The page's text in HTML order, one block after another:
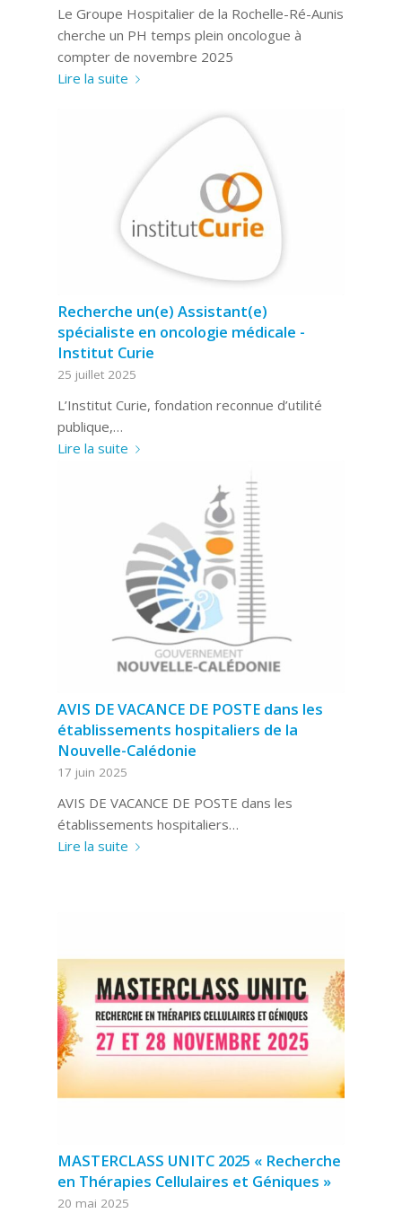
Le Groupe Hospitalier de la Rochelle-Ré-Aunis
cherche un PH temps plein oncologue à
compter de novembre 2025
Lire la suite
Recherche un(e) Assistant(e)
spécialiste en oncologie médicale -
Institut Curie
25 juillet 2025
L’Institut Curie, fondation reconnue d’utilité
publique,…
Lire la suite
AVIS DE VACANCE DE POSTE dans les
établissements hospitaliers de la
Nouvelle-Calédonie
17 juin 2025
AVIS DE VACANCE DE POSTE dans les
établissements hospitaliers…
Lire la suite
MASTERCLASS UNITC 2025 « Recherche
en Thérapies Cellulaires et Géniques »
20 mai 2025